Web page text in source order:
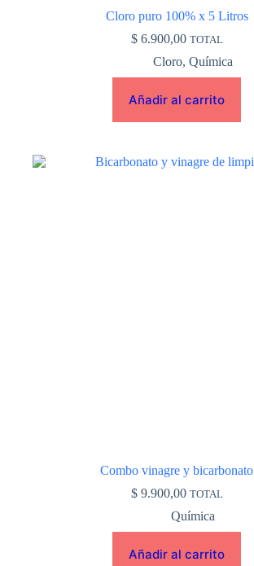
Cloro puro 100% x 5 Litros
$6.900,00 TOTAL
Cloro,Química
Añadir al carrito
Combo vinagre y bicarbonato
$9.900,00 TOTAL
Química
Añadir al carrito